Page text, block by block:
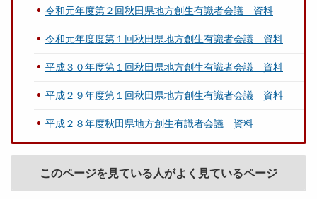
令和元年度第２回秋田県地方創生有識者会議 資料
令和元年度度第１回秋田県地方創生有識者会議 資料
平成３０年度第１回秋田県地方創生有識者会議 資料
平成２９年度第１回秋田県地方創生有識者会議 資料
平成２８年度秋田県地方創生有識者会議 資料
このページを見ている人がよく見ているページ